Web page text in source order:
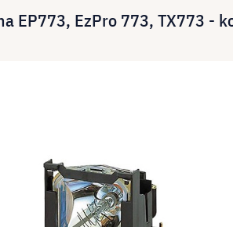
EP773, EzPro 773, TX773 -